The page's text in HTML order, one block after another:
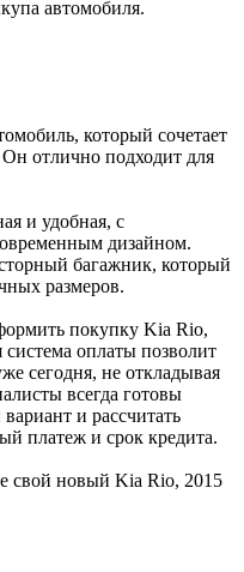
автомобиля.
который сочетает
отлично подходит для
и удобная, с
дизайном.
багажник, который
размеров.
покупку Kia Rio,
оплаты позволит
сегодня, не откладывая
всегда готовы
и рассчитать
платеж и срок кредита.
свой новый Kia Rio, 2015